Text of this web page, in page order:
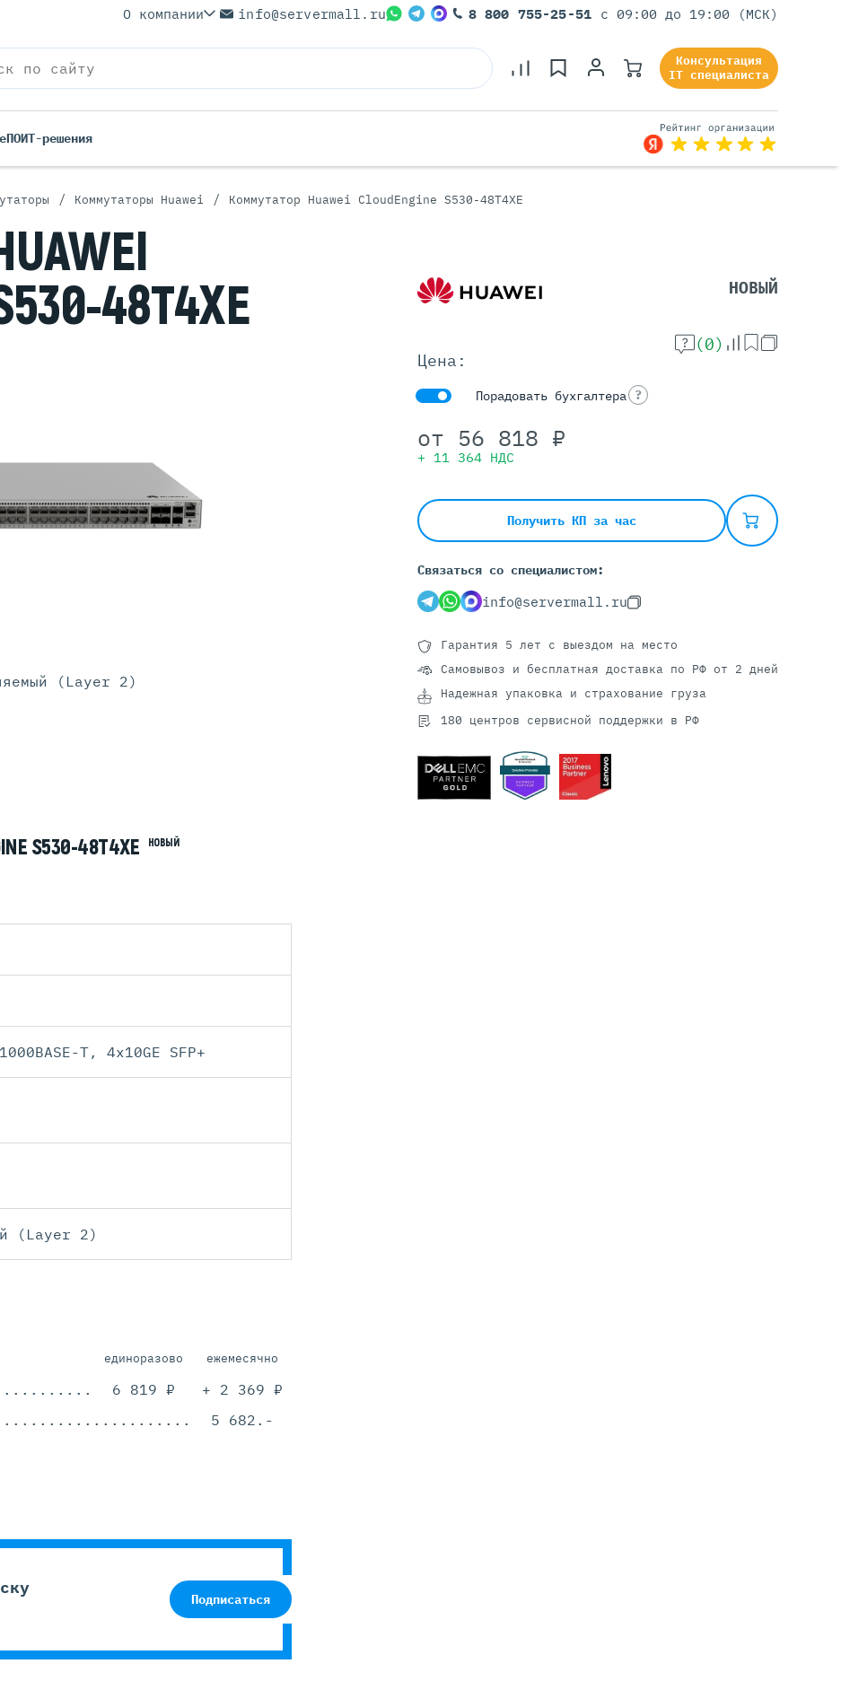
Серверы
Серверы
Серверы
У Серверы (Refurbished)
Серверы ASUS
Серверы SUPERMICRO
Серверы Для Виртуализации
DELL
G17
G16
Серверы С GPU
С GPU NVIDIA
С GPU AMD
С GPU Huawei Ascend
С 8 GPU
О компании info@servermall.ru 8 800 755-25-51 с 09:00 до 19:00 (МСК)
Консультация
IT специалиста
ПОИТ-решения
/ Коммутаторы Huawei / Коммутатор Huawei CloudEngine S530-48T4XE
48T4XE НОВЫЙ
(0)
Цена:
Порадовать бухгалтера ?
от 56 818 ₽
+ 11 364 НДС
Получить КП за час
Связаться со специалистом:
info@servermall.ru
Гарантия 5 лет с выездом на место
Самовывоз и бесплатная доставка по РФ от 2 дней
Надежная упаковка и страхование груза
180 центров сервисной поддержки в РФ
(Layer 2)
S530-48T4XE НОВЫЙ
T, 4x10GE SFP+
(Layer 2)
единоразово ежемесячно
6 819 ₽
+ 2 369 ₽
5 682.-
Подписаться